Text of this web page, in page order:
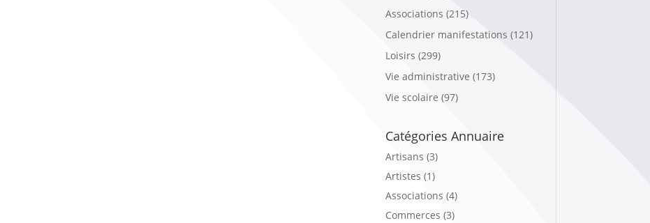
Associations (215)
Calendrier manifestations (121)
Loisirs (299)
Vie administrative (173)
Vie scolaire (97)
Catégories Annuaire
Artisans (3)
Artistes (1)
Associations (4)
Commerces (3)